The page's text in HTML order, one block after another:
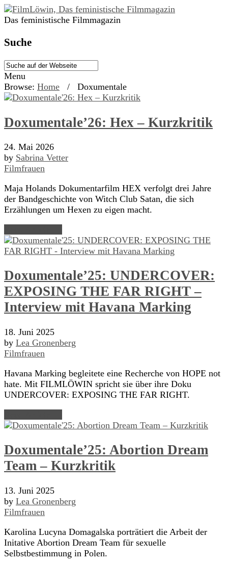
Das feministische Filmmagazin
Suche
Menu
Browse: Home / Doxumentale
Doxumentale’26: Hex – Kurzkritik
24. Mai 2026
by Sabrina Vetter
Filmfrauen
Maja Holands Dokumentarfilm HEX verfolgt drei Jahre
der Bandgeschichte von Witch Club Satan, die sich
Erzählungen um Hexen zu eigen macht.
Doxumentale’25: UNDERCOVER:
EXPOSING THE FAR RIGHT –
Interview mit Havana Marking
18. Juni 2025
by Lea Gronenberg
Filmfrauen
Havana Marking begleitete eine Recherche von HOPE not
hate. Mit FILMLÖWIN spricht sie über ihre Doku
UNDERCOVER: EXPOSING THE FAR RIGHT.
Doxumentale’25: Abortion Dream
Team – Kurzkritik
13. Juni 2025
by Lea Gronenberg
Filmfrauen
Karolina Lucyna Domagalska porträtiert die Arbeit der
Initative Abortion Dream Team für sexuelle
Selbstbestimmung in Polen.